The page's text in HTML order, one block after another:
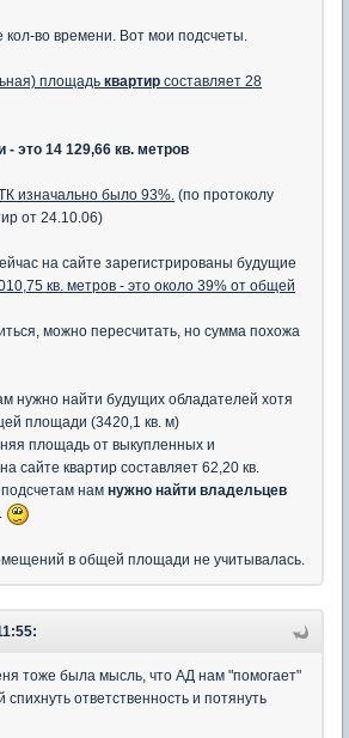
кол-во времени. Вот мои подсчеты.
площадь квартир составляет 28
- это 14 129,66 кв. метров
изначально было 93%. (по протоколу
от 24.10.06)
на сайте зарегистрированы будущие
кв. метров - это около 39% от общей
можно пересчитать, но сумма похожа
нужно найти будущих обладателей хотя
площади (3420,1 кв. м)
площадь от выкупленных и
сайте квартир составляет 62,20 кв.
нам нужно найти владельцев
.
в общей площади не учитывалась.
тоже была мысль, что АД нам "помогает"
ответственность и потянуть